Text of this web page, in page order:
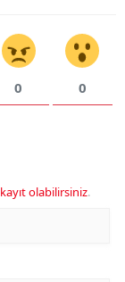
0 0
kayıt olabilirsiniz.